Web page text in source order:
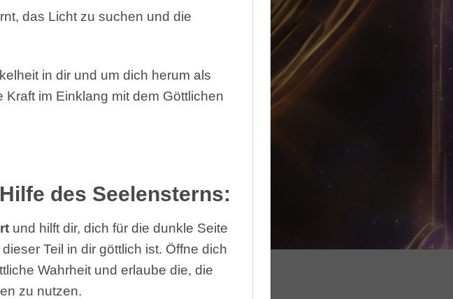
das Licht zu suchen und die
in dir und um dich herum als
im Einklang mit dem Göttlichen
des Seelensterns:
und hilft dir, dich für die dunkle Seite
Teil in dir göttlich ist. Öffne dich
Wahrheit und erlaube die, die
zu nutzen.